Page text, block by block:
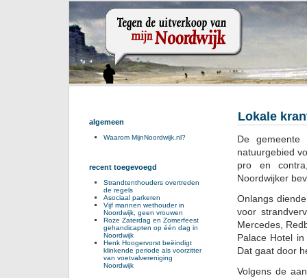
Lokale
De gemeente
natuurgebied
pro en
Noordwijker
Onlangs
voor
Mercedes,
Palace Hotel
Dat gaat door
Volgens de
algemeen
Waarom MijnNoordwijk.nl?
recent toegevoegd
Strandtenthouders overtreden
de regels
Asociaal parkeren
Vijf mannen wethouder in
Noordwijk, geen vrouwen
Roze Zaterdag en Zomerfeest
gehandicapten op één dag in
Noordwijk
Henk Hoogervorst beëindigt
klinkende periode als voorzitter
van voetvalvereniging
Noordwijk